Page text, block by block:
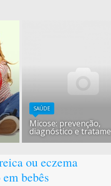
SAÚDE
Micose: prevenção,
diagnóstico e
ou eczema
bebês